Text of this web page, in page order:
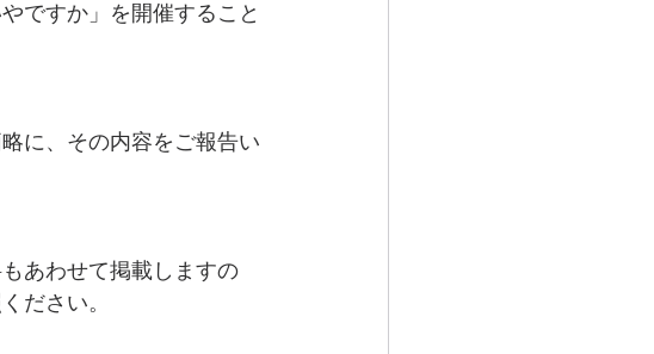
ですか」を開催すること
に、その内容をご報告い
あわせて掲載しますの
ださい。